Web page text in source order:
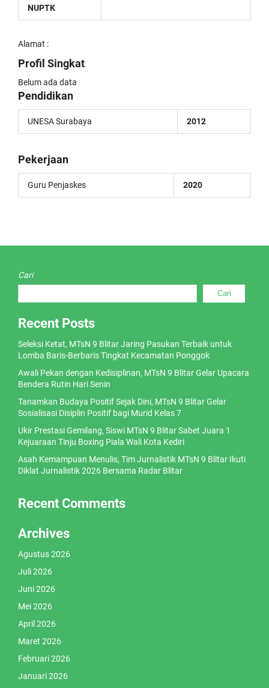
NUPTK
Alamat :
Profil Singkat
Belum ada data
Pendidikan
UNESA Surabaya 2012
Pekerjaan
Guru Penjaskes 2020
Cari
Cari
Recent Posts
Seleksi Ketat, MTsN 9 Blitar Jaring Pasukan Terbaik untuk
Lomba Baris-Berbaris Tingkat Kecamatan Ponggok
Awali Pekan dengan Kedisiplinan, MTsN 9 Blitar Gelar Upacara
Bendera Rutin Hari Senin
Tanamkan Budaya Positif Sejak Dini, MTsN 9 Blitar Gelar
Sosialisasi Disiplin Positif bagi Murid Kelas 7
Ukir Prestasi Gemilang, Siswi MTsN 9 Blitar Sabet Juara 1
Kejuaraan Tinju Boxing Piala Wali Kota Kediri
Asah Kemampuan Menulis, Tim Jurnalistik MTsN 9 Blitar Ikuti
Diklat Jurnalistik 2026 Bersama Radar Blitar
Recent Comments
Archives
Agustus 2026
Juli 2026
Juni 2026
Mei 2026
April 2026
Maret 2026
Februari 2026
Januari 2026